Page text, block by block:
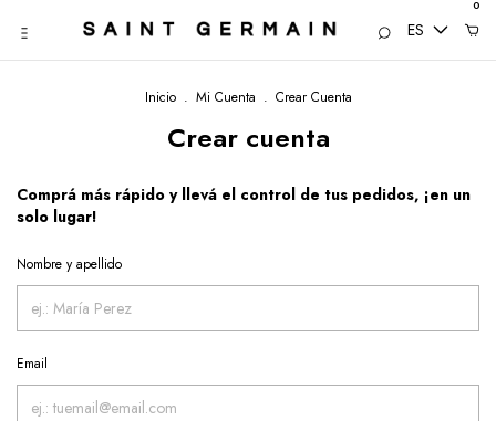
ES
0
Inicio . Mi Cuenta . Crear Cuenta
Crear cuenta
Comprá más rápido y llevá el control de tus pedidos, ¡en un
solo lugar!
Nombre y apellido
Email